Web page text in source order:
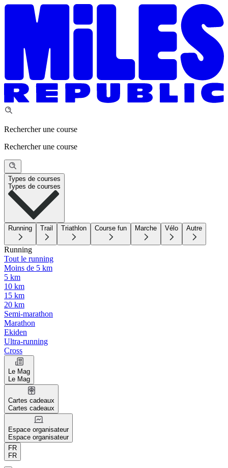
Rechercher une course
Rechercher une course
Types de courses
Types de courses
Running Trail Triathlon Course fun Marche Vélo Autre
Running
Tout le running
Moins de 5 km
5 km
10 km
15 km
20 km
Semi-marathon
Marathon
Ekiden
Ultra-running
Cross
Le Mag
Le Mag
Cartes cadeaux
Cartes cadeaux
Espace organisateur
Espace organisateur
FR
FR